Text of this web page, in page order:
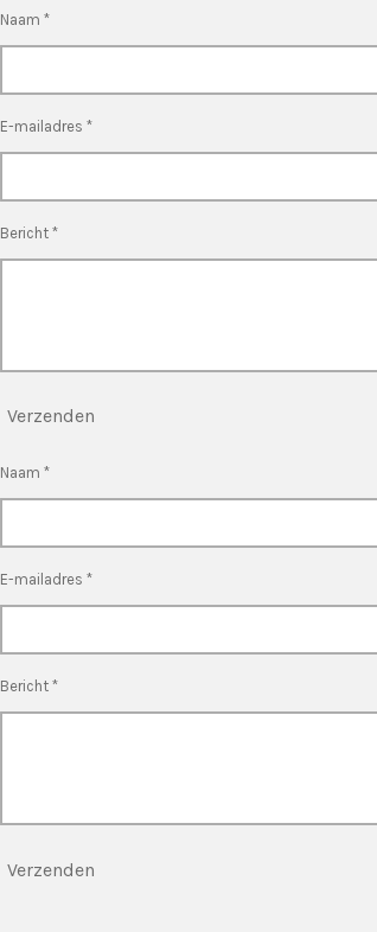
Naam *
E-mailadres *
Bericht *
Verzenden
Naam *
E-mailadres *
Bericht *
Verzenden